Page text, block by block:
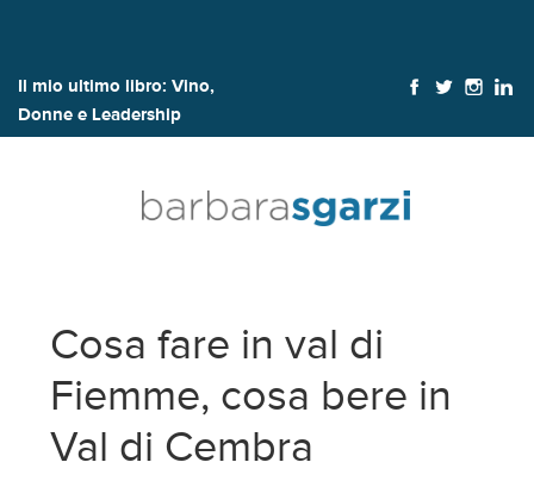
Il mio ultimo libro: Vino,
Donne e Leadership
Cosa fare in val di
Fiemme, cosa bere in
Val di Cembra